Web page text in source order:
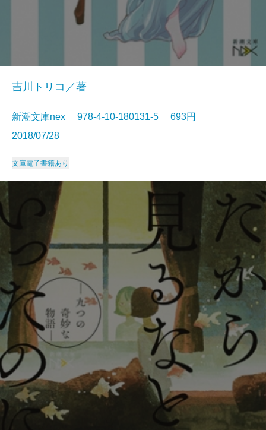
吉川トリコ／著
新潮文庫nex 978-4-10-180131-5 693円
2018/07/28
文庫電子書籍あり